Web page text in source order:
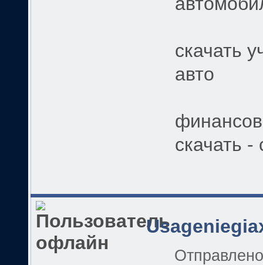
скачать
авто
скачать -